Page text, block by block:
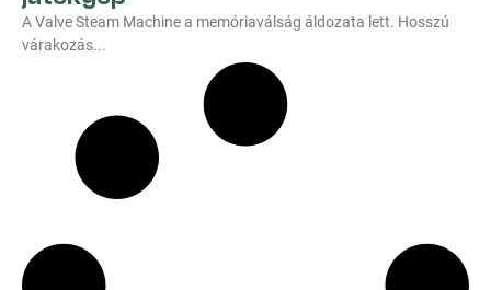
A Valve Steam Machine a memóriaválság áldozata lett. Hosszú
várakozás